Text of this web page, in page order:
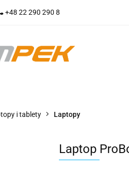
+48 22 290 290 8
O nas
i tablety Laptopy
Laptop